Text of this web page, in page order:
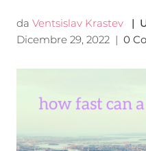
da Ventsislav Krastev
|
Dicembre 29, 2022| 0